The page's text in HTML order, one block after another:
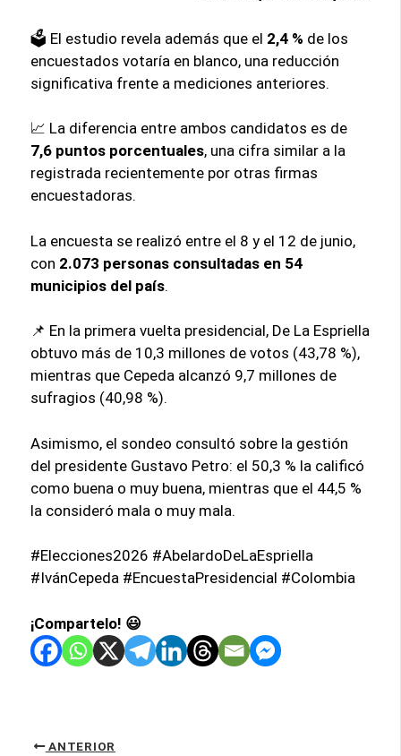
🗳️ El estudio revela además que el 2,4 % de los
encuestados votaría en blanco, una reducción
significativa frente a mediciones anteriores.
📈 La diferencia entre ambos candidatos es de
7,6 puntos porcentuales, una cifra similar a la
registrada recientemente por otras firmas
encuestadoras.
La encuesta se realizó entre el 8 y el 12 de junio,
con 2.073 personas consultadas en 54
municipios del país.
📌 En la primera vuelta presidencial, De La Espriella
obtuvo más de 10,3 millones de votos (43,78 %),
mientras que Cepeda alcanzó 9,7 millones de
sufragios (40,98 %).
Asimismo, el sondeo consultó sobre la gestión
del presidente Gustavo Petro: el 50,3 % la calificó
como buena o muy buena, mientras que el 44,5 %
la consideró mala o muy mala.
#Elecciones2026 #AbelardoDeLaEspriella
#IvánCepeda #EncuestaPresidencial #Colombia
¡Compartelo! 😃
ANTERIOR